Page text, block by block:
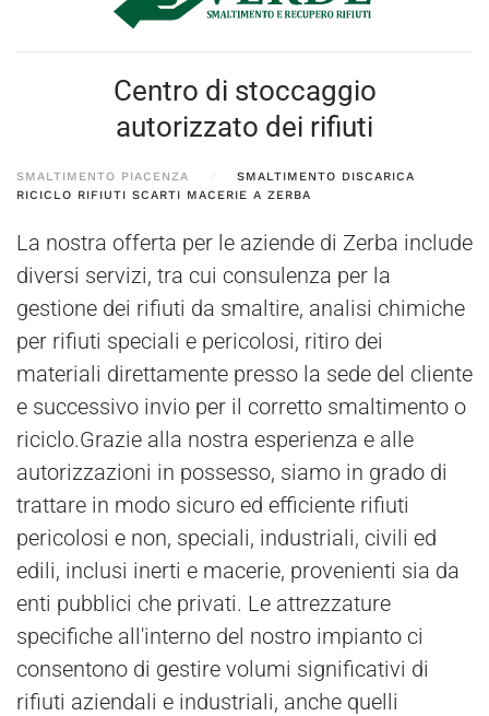
Centro di stoccaggio
autorizzato dei rifiuti
SMALTIMENTO PIACENZA
SMALTIMENTO DISCARICA
RICICLO RIFIUTI SCARTI MACERIE A ZERBA
La nostra offerta per le aziende di Zerba include
diversi servizi, tra cui consulenza per la
gestione dei rifiuti da smaltire, analisi chimiche
per rifiuti speciali e pericolosi, ritiro dei
materiali direttamente presso la sede del cliente
e successivo invio per il corretto smaltimento o
riciclo.Grazie alla nostra esperienza e alle
autorizzazioni in possesso, siamo in grado di
trattare in modo sicuro ed efficiente rifiuti
pericolosi e non, speciali, industriali, civili ed
edili, inclusi inerti e macerie, provenienti sia da
enti pubblici che privati. Le attrezzature
specifiche all'interno del nostro impianto ci
consentono di gestire volumi significativi di
rifiuti aziendali e industriali, anche quelli